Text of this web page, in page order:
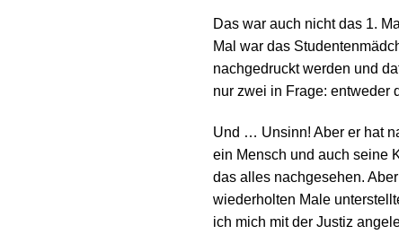
Das war auch nicht das 1.
Mal war das
nachgedruckt werden und
nur zwei in Frage: entweder
Und … Unsinn! Aber er hat
ein Mensch und auch seine
das alles nachgesehen.
wiederholten Male
ich mich mit der Justiz